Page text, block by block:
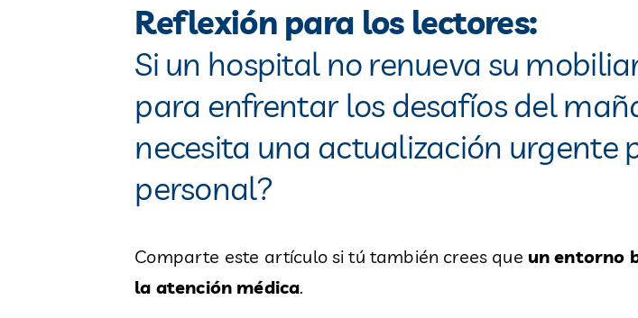
Reflexión para los lectores:
Si un hospital no renueva su
para enfrentar los desafíos del
necesita una actualización urgente
personal?
Comparte este artículo si tú también crees que un entorno
la atención médica.